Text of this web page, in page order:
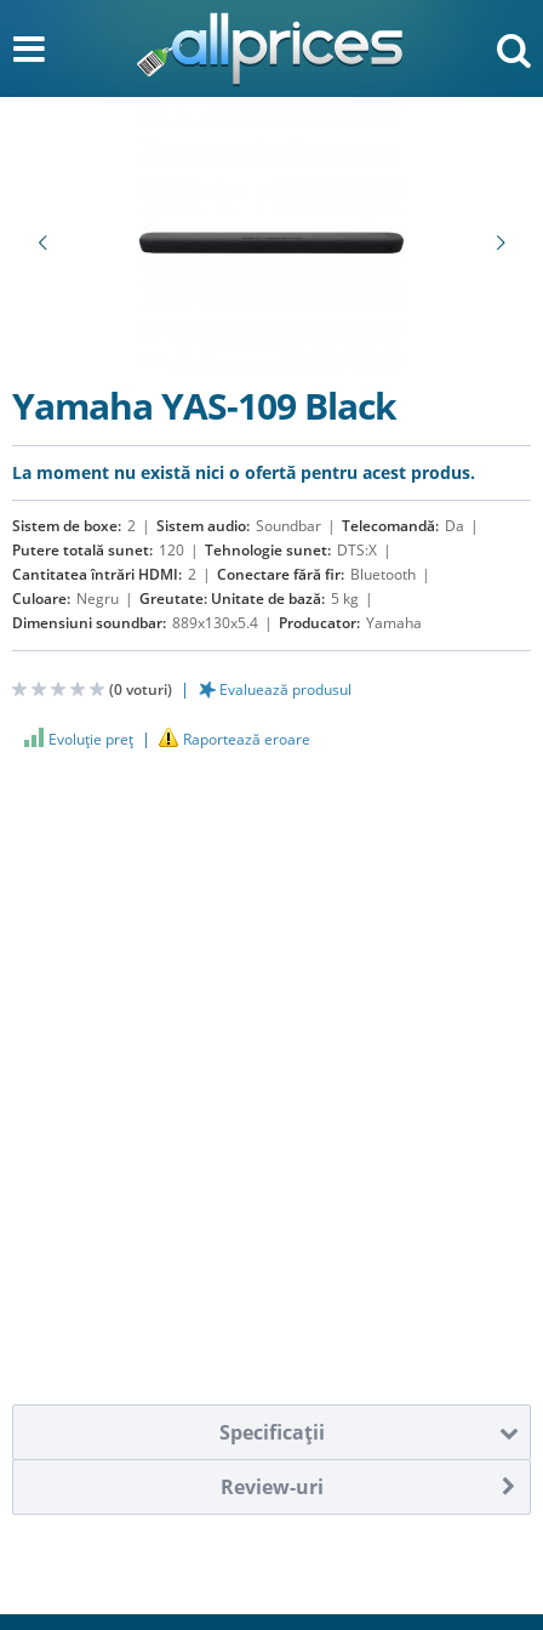
Yamaha YAS-109 Black
La moment nu există nici o ofertă pentru acest produs.
Sistem de boxe: 2 Sistem audio: Soundbar Telecomandă: Da
Putere totală sunet: 120 Tehnologie sunet: DTS:X
Cantitatea întrări HDMI: 2 Conectare fără fir: Bluetooth
Culoare: Negru Greutate: Unitate de bază: 5 kg
Dimensiuni soundbar: 889x130x5.4 Producator: Yamaha
(0voturi) Evaluează produsul
Evoluţie preţ Raportează eroare
Specificaţii
Review-uri